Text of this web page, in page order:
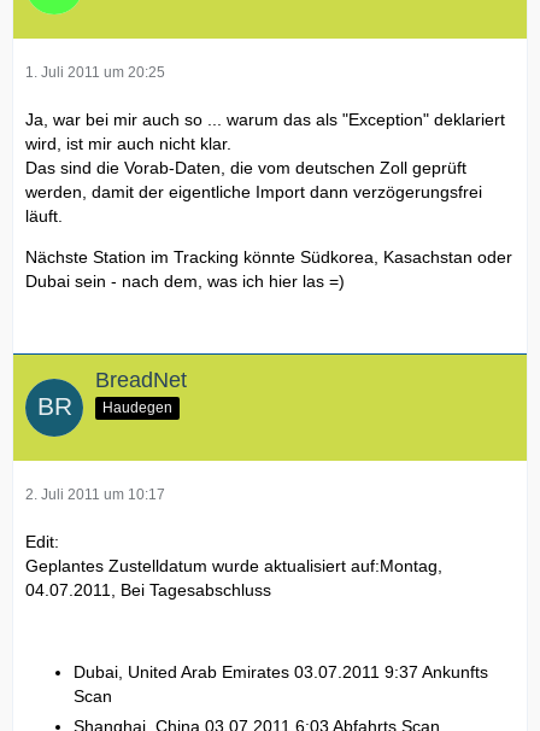
1. Juli 2011 um 20:25
Ja, war bei mir auch so ... warum das als "Exception" deklariert
wird, ist mir auch nicht klar.
Das sind die Vorab-Daten, die vom deutschen Zoll geprüft
werden, damit der eigentliche Import dann verzögerungsfrei
läuft.
Nächste Station im Tracking könnte Südkorea, Kasachstan oder
Dubai sein - nach dem, was ich hier las =)
BreadNet
Haudegen
2. Juli 2011 um 10:17
Edit:
Geplantes Zustelldatum wurde aktualisiert auf:Montag,
04.07.2011, Bei Tagesabschluss
Dubai, United Arab Emirates 03.07.2011 9:37 Ankunfts
Scan
Shanghai, China 03.07.2011 6:03 Abfahrts Scan